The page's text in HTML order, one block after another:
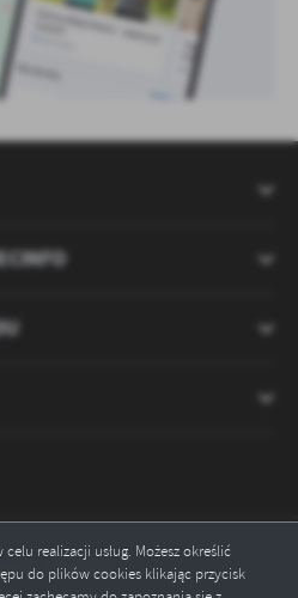
realizacji usług. Możesz określić
do plików cookies klikając przycisk
2121259